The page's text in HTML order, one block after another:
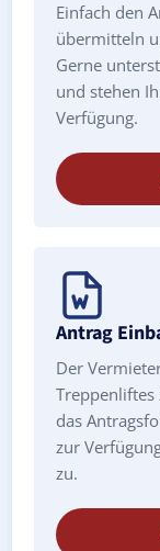
Einfach den
übermitteln
Gerne
und stehen
Verfügung.
Antrag
Der
das
zur
zu.